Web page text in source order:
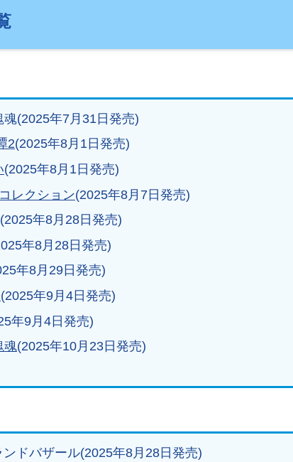
(2025年7月31日発売)
2(2025年8月1日発売)
(2025年8月1日発売)
レクション(2025年8月7日発売)
(2025年8月28日発売)
年8月28日発売)
年8月29日発売)
(2025年9月4日発売)
年9月4日発売)
魂(2025年10月23日発売)
ンドバザール(2025年8月28日発売)